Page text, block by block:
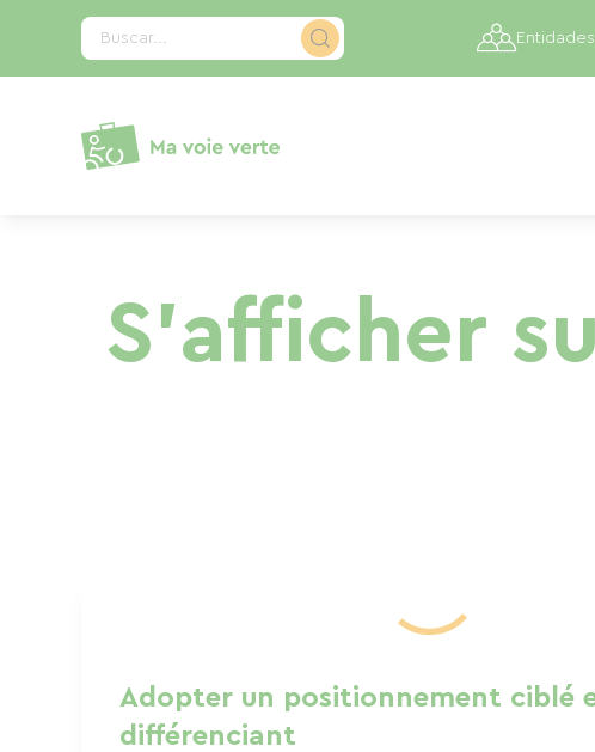
Buscar...
S'afficher
Adopter un positionnement ciblé
différenciant
Panel de gestión de cookies